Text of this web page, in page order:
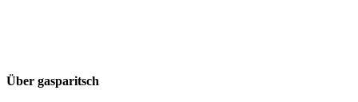
Über gasparitsch